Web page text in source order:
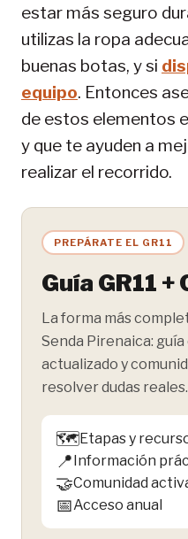
estar más seguro
utilizas la ropa
buenas botas, y si
equipo. Entonces
de estos elementos
y que te ayuden a
realizar el recorrido.
PREPÁRATE EL GR11
Guía GR11
La forma más
Senda Pirenaica:
actualizado y
resolver dudas reales.
🗺️Etapas y
📍Información
🤝Comunidad
📅Acceso anual